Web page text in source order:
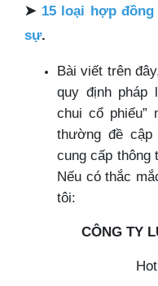
➤ 15 loại hợp
sự.
Bài viết trên
quy định pháp
chui cổ phiếu”
thường đề
cung cấp thông
Nếu có thắc
tôi:
CÔNG TY